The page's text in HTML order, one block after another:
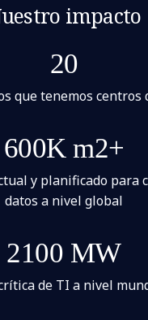
impacto
20
que tenemos centros
600K m2+
y planificado para
datos a nivel global
2100 MW
de TI a nivel